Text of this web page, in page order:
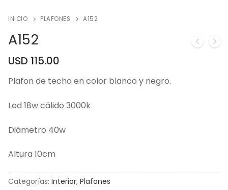
INICIO PLAFONES A152
A152
USD 115.00
Plafon de techo en color blanco y negro.
Led 18w cálido 3000k
Diámetro 40w
Altura 10cm
Categorías: Interior, Plafones